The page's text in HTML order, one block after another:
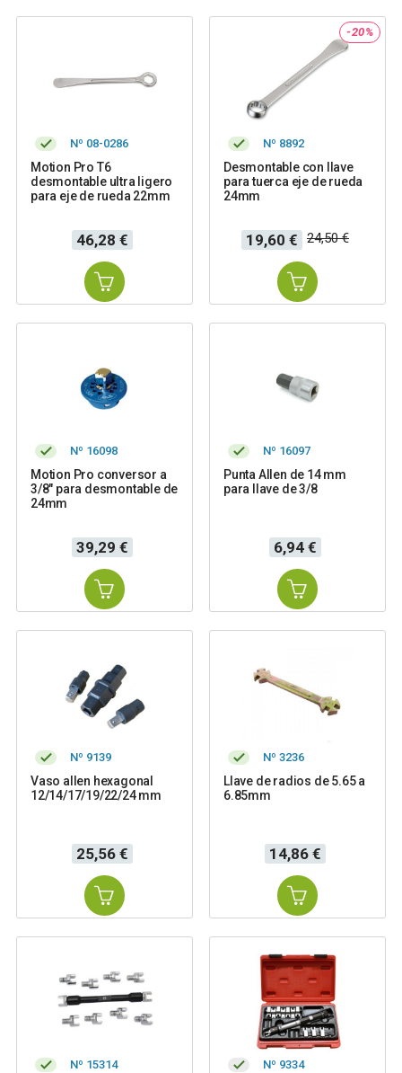
Nº 08-0286
Motion Pro T6
desmontable ultra ligero
para eje de rueda 22mm
Precio
46,28 €
-20%
Nº 8892
Desmontable con llave
para tuerca eje de rueda
24mm
Precio
19,60 €
Precio
base
24,50 €
Nº 16098
Motion Pro conversor a
3/8" para desmontable de
24mm
Precio
39,29 €
Nº 16097
Punta Allen de 14 mm
para llave de 3/8
Precio
6,94 €
Nº 9139
Vaso allen hexagonal
12/14/17/19/22/24 mm
Precio
25,56 €
Nº 3236
Llave de radios de 5.65 a
6.85mm
Precio
14,86 €
Nº 15314 Nº 9334